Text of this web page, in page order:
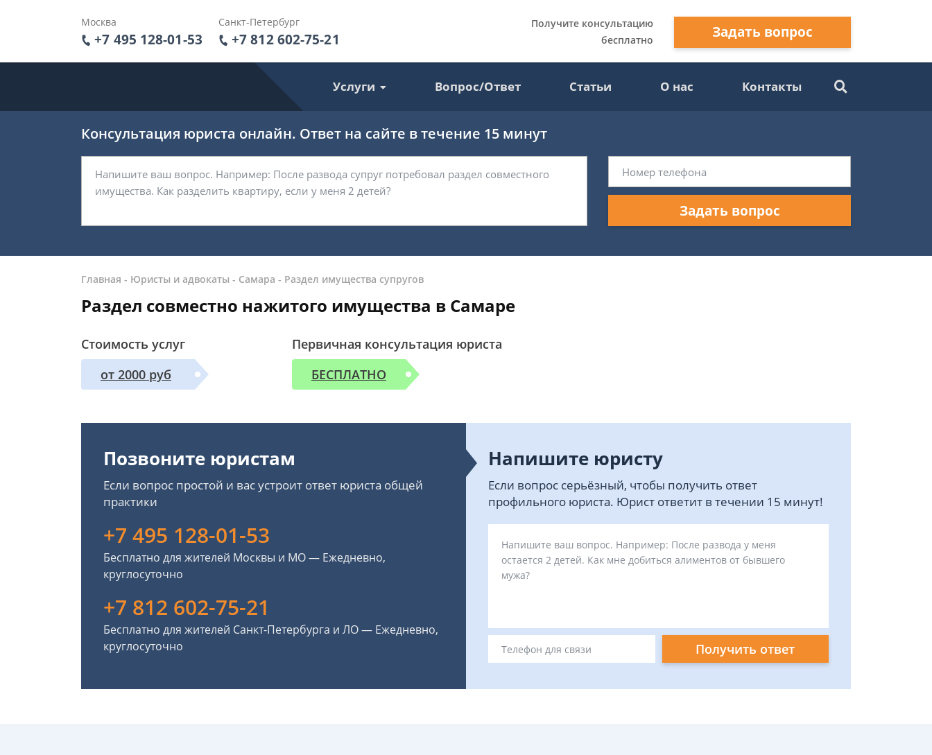
Москва
+7 495 128-01-53
Санкт-Петербург
+7 812 602-75-21
Получите консультацию
бесплатно
Задать вопрос
Услуги Вопрос/Ответ Статьи О нас Контакты
Консультация юриста онлайн. Ответ на сайте в течение 15 минут
Задать вопрос
Главная - Юристы и адвокаты - Самара - Раздел имущества супругов
Раздел совместно нажитого имущества в Самаре
Стоимость услуг
от 2000 руб
Первичная консультация юриста
БЕСПЛАТНО
Позвоните юристам
Если вопрос простой и вас устроит ответ юриста общей
практики
+7 495 128-01-53
Бесплатно для жителей Москвы и МО — Ежедневно,
круглосуточно
+7 812 602-75-21
Бесплатно для жителей Санкт-Петербурга и ЛО — Ежедневно,
круглосуточно
Напишите юристу
Если вопрос серьёзный, чтобы получить ответ
профильного юриста. Юрист ответит в течении 15 минут!
Получить ответ